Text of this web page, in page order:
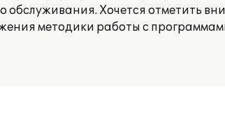
обслуживания. Хочется отметить
методики работы с